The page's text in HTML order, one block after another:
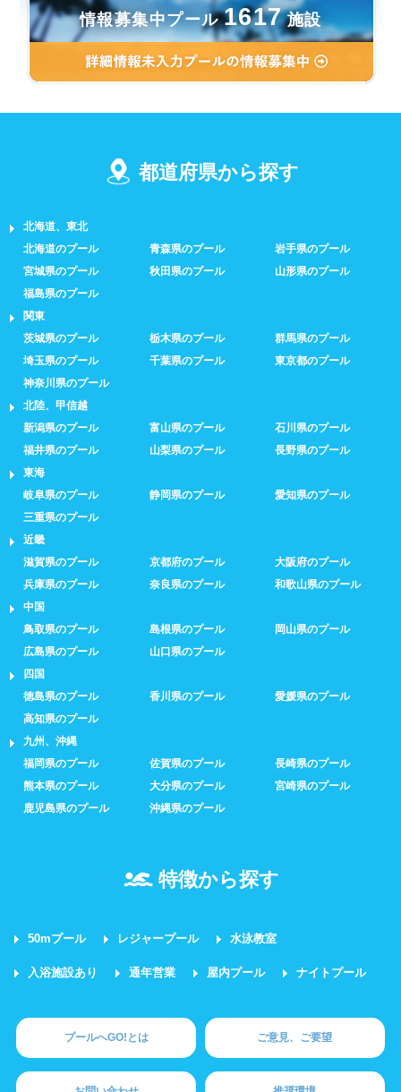
情報募集中プール 1617 施設
都道府県から探す
北海道、東北
北海道のプール
青森県のプール
岩手県のプール
宮城県のプール
秋田県のプール
山形県のプール
福島県のプール
関東
茨城県のプール
栃木県のプール
群馬県のプール
埼玉県のプール
千葉県のプール
東京都のプール
神奈川県のプール
北陸、甲信越
新潟県のプール
富山県のプール
石川県のプール
福井県のプール
山梨県のプール
長野県のプール
東海
岐阜県のプール
静岡県のプール
愛知県のプール
三重県のプール
近畿
滋賀県のプール
京都府のプール
大阪府のプール
兵庫県のプール
奈良県のプール
和歌山県のプール
中国
鳥取県のプール
島根県のプール
岡山県のプール
広島県のプール
山口県のプール
四国
徳島県のプール
香川県のプール
愛媛県のプール
高知県のプール
九州、沖縄
福岡県のプール
佐賀県のプール
長崎県のプール
熊本県のプール
大分県のプール
宮崎県のプール
鹿児島県のプール
沖縄県のプール
特徴から探す
50mプール レジャープール 水泳教室
入浴施設あり 通年営業 屋内プール ナイトプール
プールへGO!とは ご意見、ご要望